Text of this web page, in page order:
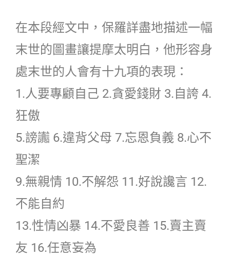
在本段經文中，保羅詳盡地描述一幅
末世的圖畫讓提摩太明白，他形容身
處末世的人會有十九項的表現：
1.人要專顧自己 2.貪愛錢財 3.自誇 4.
狂傲
5.謗讟 6.違背父母 7.忘恩負義 8.心不
聖潔
9.無親情 10.不解怨 11.好說讒言 12.
不能自約
13.性情凶暴 14.不愛良善 15.賣主賣
友 16.任意妄為